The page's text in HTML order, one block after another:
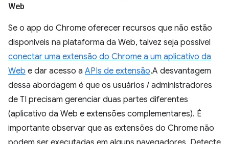
Web
Se o app do Chrome oferecer recursos que não estão
disponíveis na plataforma da Web, talvez seja possível
conectar uma extensão do Chrome a um aplicativo da
Web e dar acesso a APIs de extensão.A desvantagem
dessa abordagem é que os usuários / administradores
de TI precisam gerenciar duas partes diferentes
(aplicativo da Web e extensões complementares). É
importante observar que as extensões do Chrome não